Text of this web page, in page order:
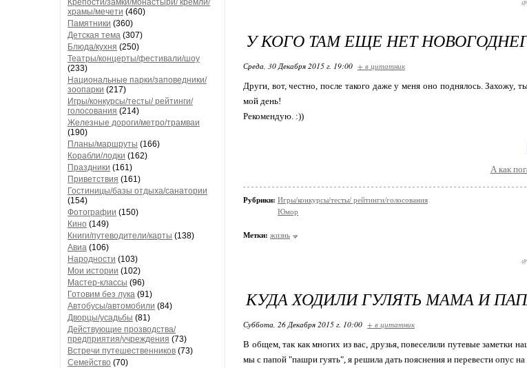
Крепости/замки/монастыри/ кремли/
храмы/мечети (460)
Памятники (360)
Детская тема (307)
Блюда/кухня (250)
Театры/концерты/фестивали/шоу
(233)
Национальные парки/заповедники/
зоопарки (217)
Игры/конкурсы/тесты/ рейтинги/
голосования (214)
Железные дороги/метро/трамваи
(190)
Планы/маршруты (166)
Корабли/лодки (162)
Праздники (161)
Приветствия (161)
Гостиницы/базы отдыха/санатории
(154)
Фотографии (150)
Кино (149)
Книги/путеводители/карты (138)
Авиа (106)
Народности (103)
Мои истории (102)
Мастер-классы (96)
Готовим без лука (91)
Автобусы/автомобили (84)
Дворцы/усадьбы (81)
Действующие прозводства/
предприятия/учреждения (73)
Встречи путешественников (73)
Семейство (70)
У КОГО ТАМ ЕЩЕ НЕТ
Среда, 30 Декабря 2015 г. 19:00 + в цитатник
Други, вот, честно, после такого даже у меня оно поднялось.
мой день!
Рекомендую. :))
А как
Рубрики: Игры/конкурсы/тесты/ рейтинги/голосования
Юмор
Метки: жизнь
КУДА ХОДИЛИ ГУЛЯТЬ МАМА И
Суббота, 26 Декабря 2015 г. 10:00 + в цитатник
В общем, так как многих из вас, друзья, повеселили путевые заметки
мы с папой "пашри гуять", я решила дать пояснения и перевести опус на